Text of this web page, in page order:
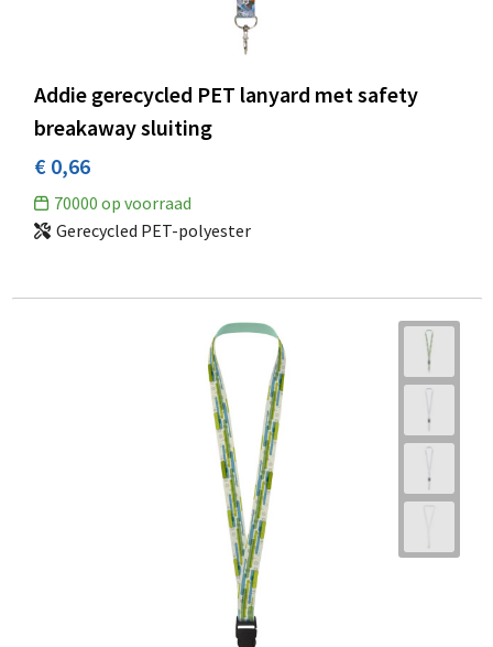
Addie gerecycled PET lanyard met safety
breakaway sluiting
€ 0,66
70000 op voorraad
Gerecycled PET-polyester